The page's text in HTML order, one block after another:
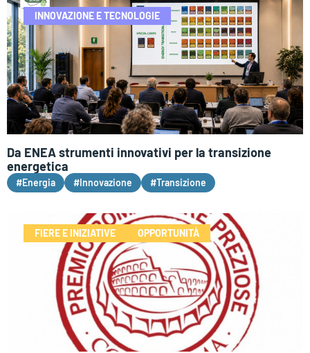
INNOVAZIONE E TECNOLOGIE
Da ENEA strumenti innovativi per la transizione
energetica
#Energia #Innovazione #Transizione
FIERE E INIZIATIVE OPPORTUNITÀ